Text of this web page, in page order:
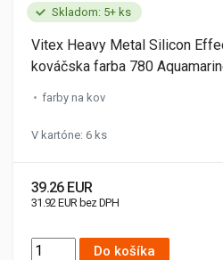
Skladom: 5+ ks
Vitex Heavy Metal Silicon
kováčska farba 780
farby na kov
V kartóne: 6 ks
39.26 EUR
31.92 EUR bez DPH
Do košíka